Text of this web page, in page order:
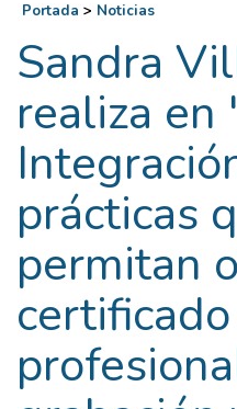
Portada > Noticias
Sandra
realiza en
prácticas
permitan